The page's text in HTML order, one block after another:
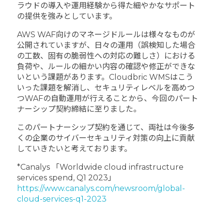
ラウドの導入や運用経験から得た細やかなサポート
の提供を強みとしています。
AWS WAF向けのマネージドルールは様々なものが
公開されていますが、日々の運用（誤検知した場合
の工数、固有の脆弱性への対応の難しさ）における
負荷や、ルールの細かい内容の確認や修正ができな
いという課題があります。Cloudbric WMSはこう
いった課題を解消し、セキュリティレベルを高めつ
つWAFの自動運用が行えることから、今回のパート
ナーシップ契約締結に至りました。
このパートナーシップ契約を通じて、両社は今後多
くの企業のサイバーセキュリティ対策の向上に貢献
していきたいと考えております。
*Canalys 「Worldwide cloud infrastructure
services spend, Q1 2023」
https://www.canalys.com/newsroom/global-
cloud-services-q1-2023